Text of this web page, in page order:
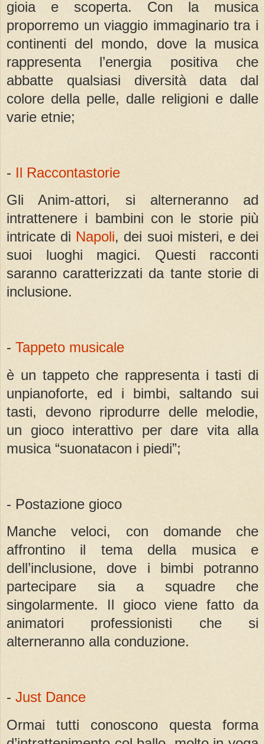
gioia e scoperta. Con la musica
proporremo un viaggio immaginario tra i
continenti del mondo, dove la musica
rappresenta l’energia positiva che
abbatte qualsiasi diversità data dal
colore della pelle, dalle religioni e dalle
varie etnie;
- Il Raccontastorie
Gli Anim-attori, si alterneranno ad
intrattenere i bambini con le storie più
intricate di Napoli, dei suoi misteri, e dei
suoi luoghi magici. Questi racconti
saranno caratterizzati da tante storie di
inclusione.
- Tappeto musicale
è un tappeto che rappresenta i tasti di
unpianoforte, ed i bimbi, saltando sui
tasti, devono riprodurre delle melodie,
un gioco interattivo per dare vita alla
musica “suonatacon i piedi”;
- Postazione gioco
Manche veloci, con domande che
affrontino il tema della musica e
dell’inclusione, dove i bimbi potranno
partecipare sia a squadre che
singolarmente. Il gioco viene fatto da
animatori professionisti che si
alterneranno alla conduzione.
- Just Dance
Ormai tutti conoscono questa forma